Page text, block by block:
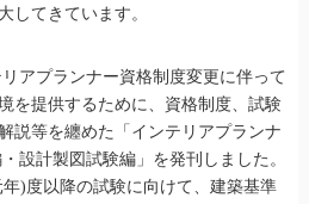
してきています。
アプランナー資格制度変更に伴って
を提供するために、資格制度、試験
説等を纏めた「インテリアプランナ
設計製図試験編」を発刊しました。
)度以降の試験に向けて、建築基準